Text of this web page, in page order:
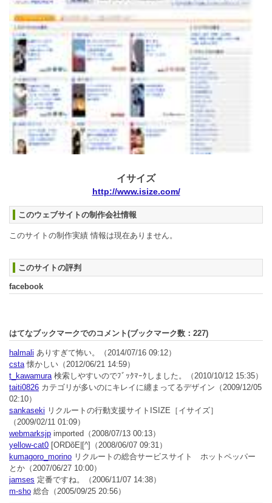
イサイズ
http://www.isize.com/
このウェブサイトの制作会社情報
このサイトの制作実績 情報は現在ありません。
このサイトの評判
facebook
はてなブックマークでのコメント(ブックマーク数： 227)
halmali ありすぎて怖い。
（2014/07/16 09:12）
csta懐かしい （2012/06/21 14:59）
t_kawamura検索しやすいのでﾌﾞｯｸﾏｰｸしました。
（2010/10/12 15:35）
taiti0826 カテゴリが多いのにキレイに纏まってるデザイン （2009/12/05
02:10）
sankaseki リクルートの行動支援サイトISIZE［イサイズ］
（2009/02/11 01:09）
webmarksjp imported （2008/07/13 00:13）
yellow-cat0 [ORDõE|[^]
（2008/06/07 09:31）
kumagoro_morino リクルートの総合サービスサイト ホットペッパー
とか （2007/06/27 10:00）
jamses 定番ですね。
（2006/11/07 14:38）
m-sho 総合 （2005/09/25 20:56）